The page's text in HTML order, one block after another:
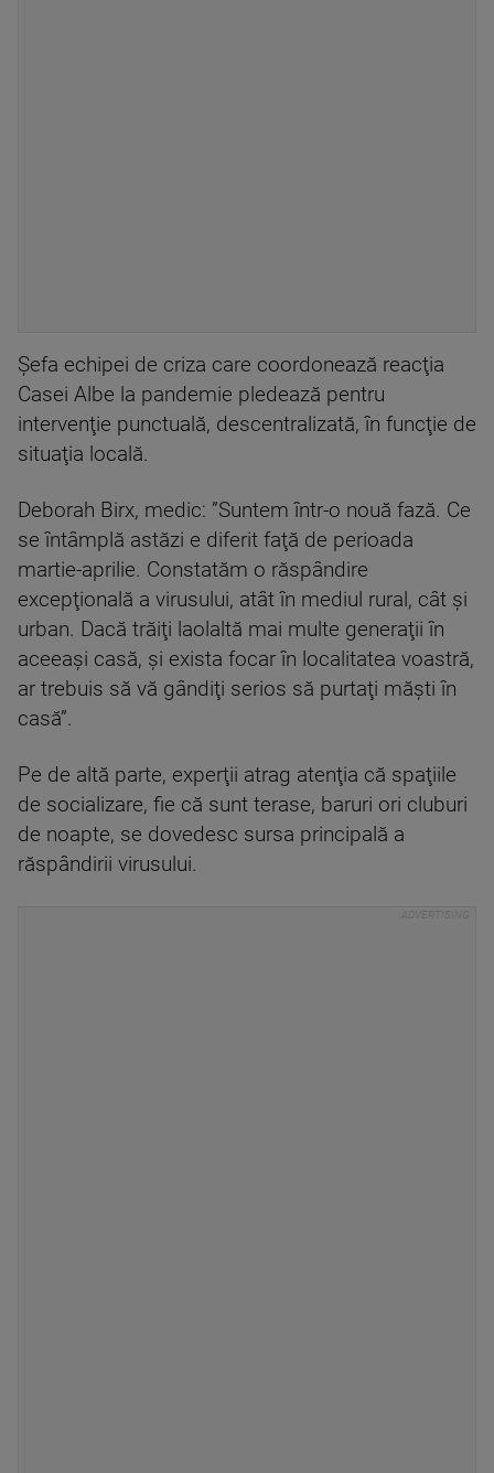
Şefa echipei de criza care coordonează reacţia
Casei Albe la pandemie pledează pentru
intervenţie punctuală, descentralizată, în funcţie de
situaţia locală.
Deborah Birx, medic: ”Suntem într-o nouă fază. Ce
se întâmplă astăzi e diferit faţă de perioada
martie-aprilie. Constatăm o răspândire
excepţională a virusului, atât în mediul rural, cât şi
urban. Dacă trăiţi laolaltă mai multe generaţii în
aceeaşi casă, şi exista focar în localitatea voastră,
ar trebuis să vă gândiţi serios să purtaţi măşti în
casă”.
Pe de altă parte, experţii atrag atenţia că spaţiile
de socializare, fie că sunt terase, baruri ori cluburi
de noapte, se dovedesc sursa principală a
răspândirii virusului.